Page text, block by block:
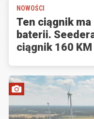
NOWOŚCI
Ten ciągnik
baterii.
ciągnik 160 KM